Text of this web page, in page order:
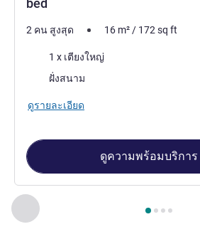
ก่อนหน้า - ห้องพัก
หน้า1 , ห้องพัก 1 : Classic
bed
2 คน สูงสุด 16 m²/ 172sq ft
เครื่องนอน
1 x เตียงใหญ่
ฝั่งสนาม
ดูรายละเอียด
ดูความพร้อมบริการ